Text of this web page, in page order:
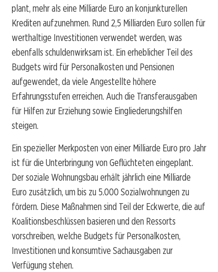
plant, mehr als eine Milliarde Euro an konjunkturellen
Krediten aufzunehmen. Rund 2,5 Milliarden Euro sollen für
werthaltige Investitionen verwendet werden, was
ebenfalls schuldenwirksam ist. Ein erheblicher Teil des
Budgets wird für Personalkosten und Pensionen
aufgewendet, da viele Angestellte höhere
Erfahrungsstufen erreichen. Auch die Transferausgaben
für Hilfen zur Erziehung sowie Eingliederungshilfen
steigen.
Ein spezieller Merkposten von einer Milliarde Euro pro Jahr
ist für die Unterbringung von Geflüchteten eingeplant.
Der soziale Wohnungsbau erhält jährlich eine Milliarde
Euro zusätzlich, um bis zu 5.000 Sozialwohnungen zu
fördern. Diese Maßnahmen sind Teil der Eckwerte, die auf
Koalitionsbeschlüssen basieren und den Ressorts
vorschreiben, welche Budgets für Personalkosten,
Investitionen und konsumtive Sachausgaben zur
Verfügung stehen.